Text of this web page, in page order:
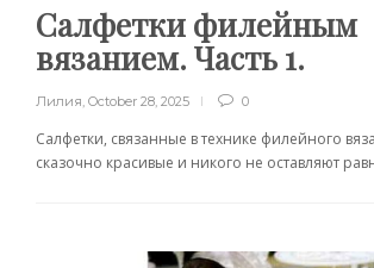
Салфетки филейным
вязанием. Часть 1.
Лилия October 28, 2025 0
Салфетки, связанные в технике филейного
сказочно красивые и никого не оставляют